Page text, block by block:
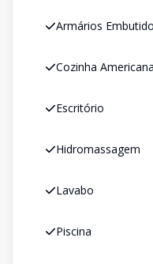
Armários
Cozinha Americana
Escritório
Hidromassagem
Lavabo
Piscina